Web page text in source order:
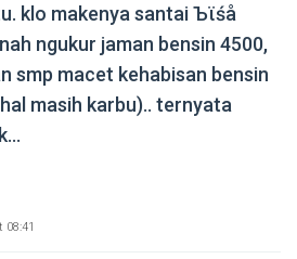
klo makenya santai Ъϊśå
ngukur jaman bensin 4500,
smp macet kehabisan bensin
masih karbu).. ternyata
08:41